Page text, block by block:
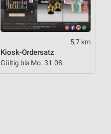
5,7 km
Kiosk-Ordersatz
Gültig bis Mo. 31.08.